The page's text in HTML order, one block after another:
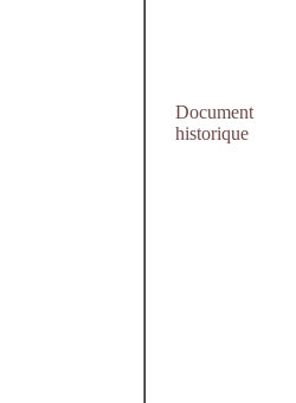
Document
historique